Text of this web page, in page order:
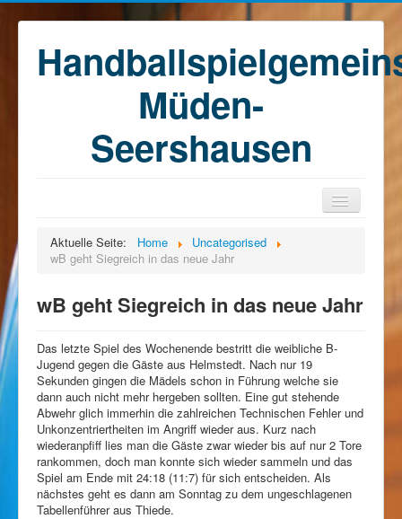
Müden-
Seershausen
Teams
Kontakt
Förderkreis
Sponsoren
Aktuelle Seite: Home
Uncategorised
wB geht Siegreich in das neue Jahr
wB geht Siegreich in das neue Jahr
Das letzte Spiel des Wochenende bestritt die weibliche B-
Jugend gegen die Gäste aus Helmstedt. Nach nur 19
Sekunden gingen die Mädels schon in Führung welche sie
dann auch nicht mehr hergeben sollten. Eine gut stehende
Abwehr glich immerhin die zahlreichen Technischen Fehler und
Unkonzentriertheiten im Angriff wieder aus. Kurz nach
wiederanpfiff lies man die Gäste zwar wieder bis auf nur 2 Tore
rankommen, doch man konnte sich wieder sammeln und das
Spiel am Ende mit 24:18 (11:7) für sich entscheiden. Als
nächstes geht es dann am Sonntag zu dem ungeschlagenen
Tabellenführer aus Thiede.